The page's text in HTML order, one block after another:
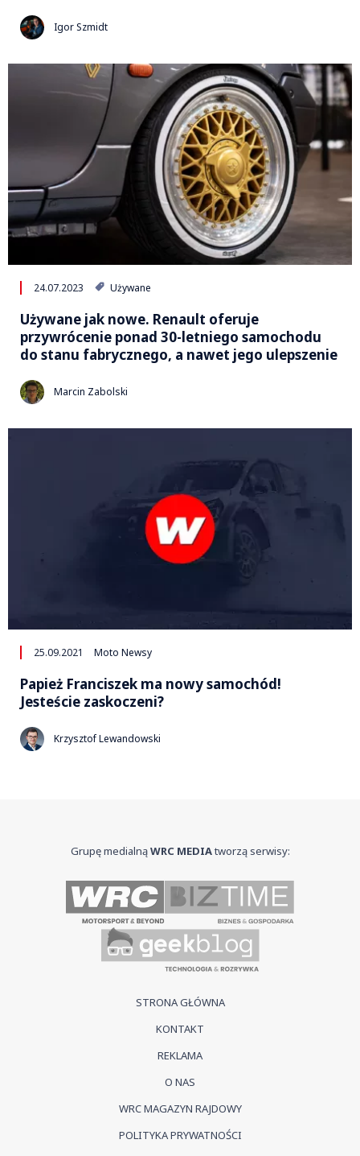
Igor Szmidt
24.07.2023 Używane
Używane jak nowe. Renault oferuje
przywrócenie ponad 30-letniego samochodu
do stanu fabrycznego, a nawet jego ulepszenie
Marcin Zabolski
25.09.2021 Moto Newsy
Papież Franciszek ma nowy samochód!
Jesteście zaskoczeni?
Krzysztof Lewandowski
Grupę medialnąWRC MEDIAtworzą serwisy:
STRONA GŁÓWNA
KONTAKT
REKLAMA
O NAS
WRC MAGAZYN RAJDOWY
POLITYKA PRYWATNOŚCI